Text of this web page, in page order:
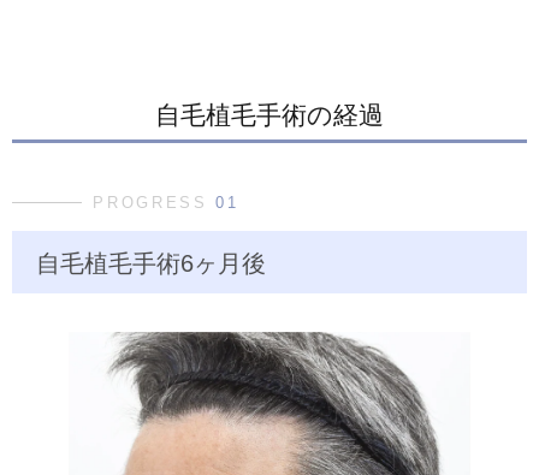
自毛植毛手術の経過
PROGRESS01
自毛植毛手術6ヶ月後